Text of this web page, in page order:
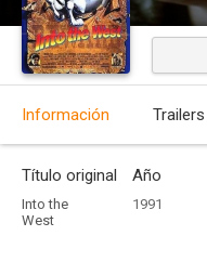
Información Trailers
Título original
Into the
West
Año
1991